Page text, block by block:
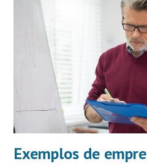
Exemplos de